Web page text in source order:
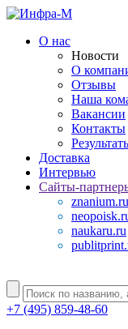
О нас
Новости
О
Отзывы
Наша
Вакансии
Контакты
Доставка
Интервью
Сайты-
znanium.ru
naukaru.ru
+7 (495) 859-48-60